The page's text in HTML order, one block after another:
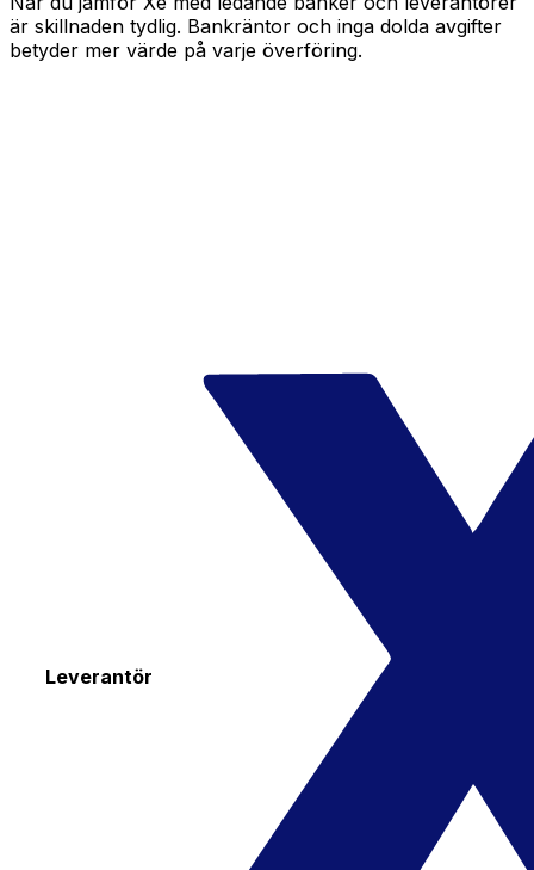
är skillnaden tydlig. Bankräntor och inga dolda avgifter
betyder mer värde på varje överföring.
Leverantör